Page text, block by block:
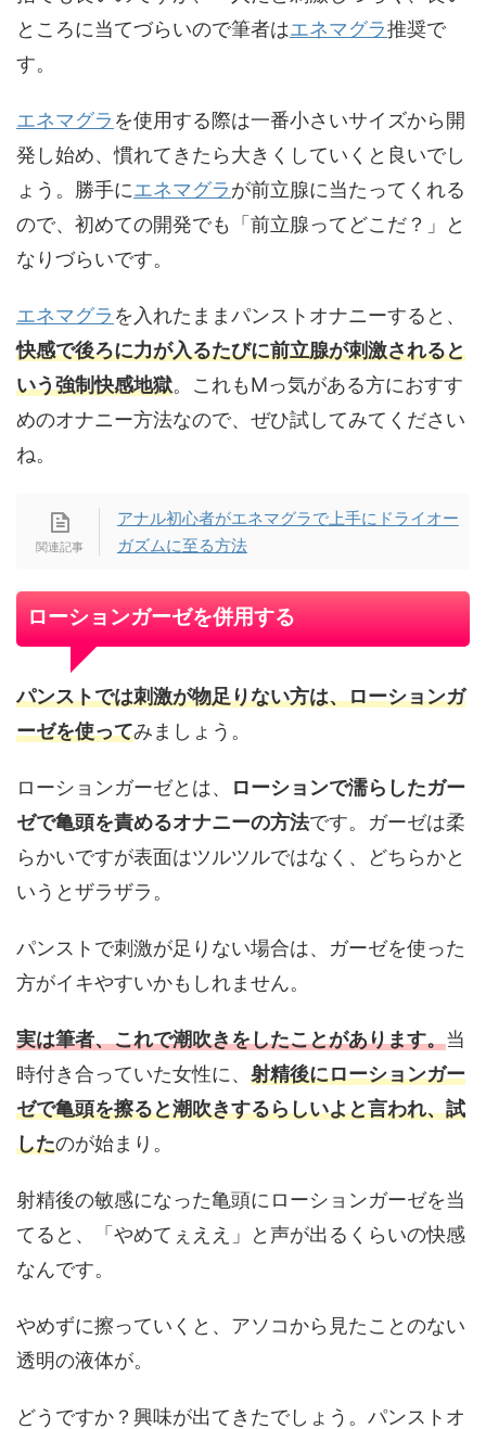
ところに当てづらいので筆者はエネマグラ推奨で
す。
エネマグラ を使用する際は一番小さいサイズから開
発し始め、慣れてきたら大きくしていくと良いでし
ょう。勝手にエネマグラが前立腺に当たってくれる
ので、初めての開発でも「前立腺ってどこだ？」と
なりづらいです。
エネマグラ を入れたままパンストオナニーすると、
快感で後ろに力が入るたびに前立腺が刺激されると
いう強制快感地獄。これもMっ気がある方におすす
めのオナニー方法なので、ぜひ試してみてください
ね。
アナル初心者がエネマグラで上手にドライオー
ガズムに至る方法
ローションガーゼを併用する
パンストでは刺激が物足りない方は、ローションガ
ーゼを使ってみましょう。
ローションガーゼとは、
ローションで濡らしたガー
ゼで亀頭を責めるオナニーの方法です。ガーゼは柔
らかいですが表面はツルツルではなく、どちらかと
いうとザラザラ。
パンストで刺激が足りない場合は、ガーゼを使った
方がイキやすいかもしれません。
実は筆者、これで潮吹きをしたことがあります。当
時付き合っていた女性に、 射精後にローションガー
ゼで亀頭を擦ると潮吹きするらしいよと言われ、試
したのが始まり。
射精後の敏感になった亀頭にローションガーゼを当
てると、「やめてぇええ」と声が出るくらいの快感
なんです。
やめずに擦っていくと、アソコから見たことのない
透明の液体が。
どうですか？興味が出てきたでしょう。パンストオ